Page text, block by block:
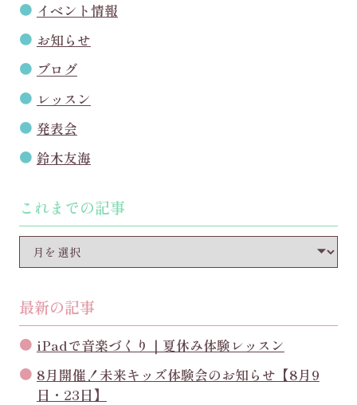
イベント情報
お知らせ
ブログ
レッスン
発表会
鈴木友海
これまでの記事
最新の記事
iPadで音楽づくり｜夏休み体験レッスン
8月開催！未来キッズ体験会のお知らせ【8月9
日・23日】